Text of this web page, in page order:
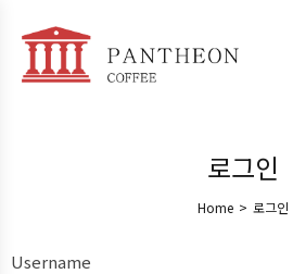
로그인
Home > 로그인
Username